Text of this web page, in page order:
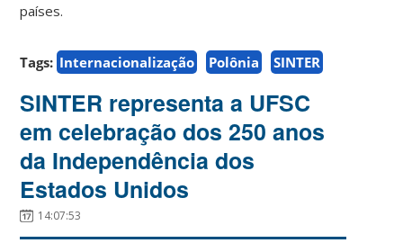
países.
Tags: Internacionalização Polônia SINTER
SINTER representa a UFSC
em celebração dos 250 anos
da Independência dos
Estados Unidos
14:07:53